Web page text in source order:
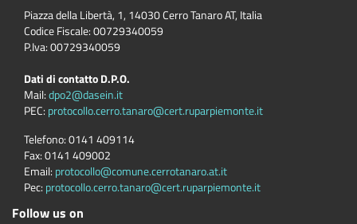
Piazza della Libertà, 1, 14030 Cerro Tanaro AT, Italia
Codice Fiscale: 00729340059
P.Iva: 00729340059
Dati di contatto D.P.O.
Mail:dpo2@dasein.it
PEC: protocollo.cerro.tanaro@cert.ruparpiemonte.it
Telefono:0141 409114
Fax:0141 409002
Email: protocollo@comune.cerrotanaro.at.it
Pec: protocollo.cerro.tanaro@cert.ruparpiemonte.it
Follow us on